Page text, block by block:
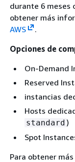
durante 6 meses
obtener más
AWS
.
Opciones de
On-Demand
Reserved
instancias
Hosts
standard )
Spot
Para obtener